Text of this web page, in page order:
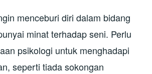
menceburi diri dalam bidang
minat terhadap seni. Perlu
psikologi untuk menghadapi
seperti tiada sokongan